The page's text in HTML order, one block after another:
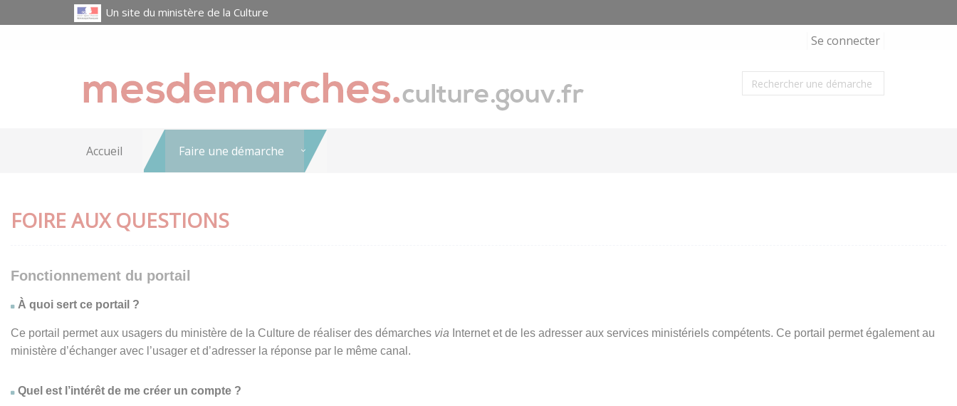
Un site du ministère de la Culture
Se connecter
Accueil Faire une démarche
FOIRE AUX QUESTIONS
Fonctionnement du portail
À quoi sert ce portail ?
Ce portail permet aux usagers du ministère de la Culture de réaliser des démarches via Internet et de les adresser aux services ministériels compétents. Ce portail permet également au
ministère d’échanger avec l’usager et d’adresser la réponse par le même canal.
Quel est l’intérêt de me créer un compte ?